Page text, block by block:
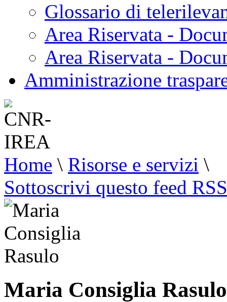
Glossario di
Area Riservata -
Area Riservata -
Amministrazione
Home \ Risorse e servizi \
Sottoscrivi questo feed RSS
Maria Consiglia Rasulo